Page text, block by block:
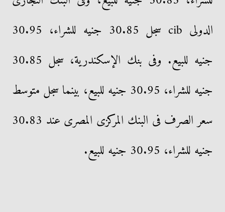
الدولى cib سجل 30.85 جنيه للشراء، 30.95
جنيه للبيع. وفى بنك الإسكندرية، سجل 30.85
جنيه للشراء، 30.95 جنيه للبيع، بينما سجل متوسط
سعر الصرف فى البنك المركزى المصرى عند 30.83
جنيه للشراء، 30.95 جنيه للبيع.